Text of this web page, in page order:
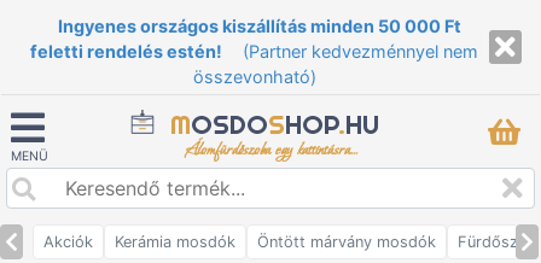
Ingyenes országos kiszállítás minden 50 000 Ft
feletti rendelés estén!
(Partner kedvezménnyel nem
összevonható)
MENÜ
MOSDOSHOP.HU
Álomfürdőszoba egy kattintásra...
Akciók Kerámia mosdók Öntött márvány mosdók